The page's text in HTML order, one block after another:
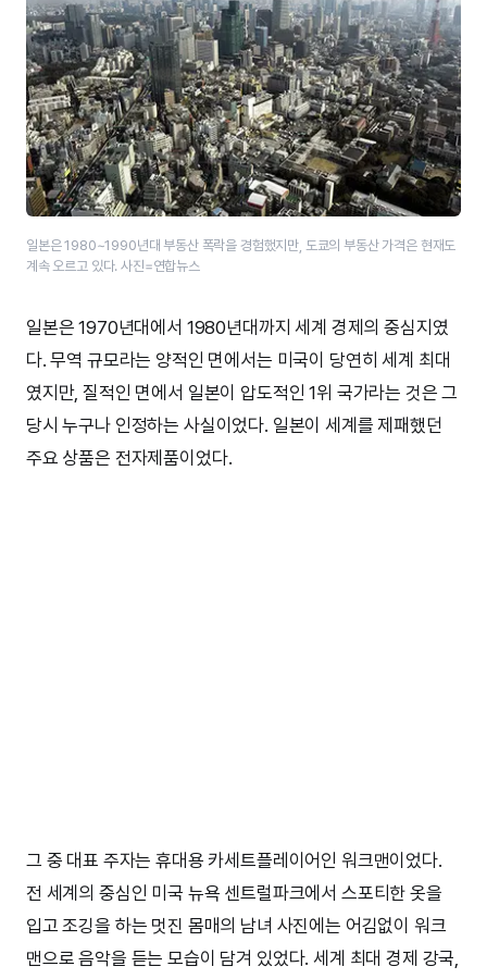
일본은 1980~1990년대 부동산 폭락을 경험했지만, 도쿄의 부동산 가격은 현재도
계속 오르고 있다. 사진=연합뉴스
일본은 1970년대에서 1980년대까지 세계 경제의 중심지였
다. 무역 규모라는 양적인 면에서는 미국이 당연히 세계 최대
였지만, 질적인 면에서 일본이 압도적인 1위 국가라는 것은 그
당시 누구나 인정하는 사실이었다. 일본이 세계를 제패했던
주요 상품은 전자제품이었다.
그 중 대표 주자는 휴대용 카세트플레이어인 워크맨이었다.
전 세계의 중심인 미국 뉴욕 센트럴파크에서 스포티한 옷을
입고 조깅을 하는 멋진 몸매의 남녀 사진에는 어김없이 워크
맨으로 음악을 듣는 모습이 담겨 있었다. 세계 최대 경제 강국,